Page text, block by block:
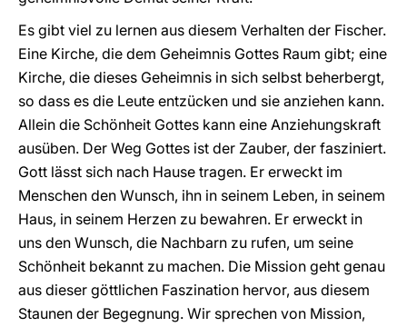
Es gibt viel zu lernen aus diesem Verhalten der Fischer.
Eine Kirche, die dem Geheimnis Gottes Raum gibt; eine
Kirche, die dieses Geheimnis in sich selbst beherbergt,
so dass es die Leute entzücken und sie anziehen kann.
Allein die Schönheit Gottes kann eine Anziehungskraft
ausüben. Der Weg Gottes ist der Zauber, der fasziniert.
Gott lässt sich nach Hause tragen. Er erweckt im
Menschen den Wunsch, ihn in seinem Leben, in seinem
Haus, in seinem Herzen zu bewahren. Er erweckt in
uns den Wunsch, die Nachbarn zu rufen, um seine
Schönheit bekannt zu machen. Die Mission geht genau
aus dieser göttlichen Faszination hervor, aus diesem
Staunen der Begegnung. Wir sprechen von Mission,